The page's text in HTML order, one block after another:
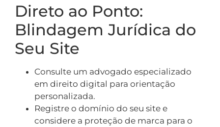
Direto ao Ponto:
Blindagem Jurídica do
Seu Site
Consulte um advogado especializado
em direito digital para orientação
personalizada.
Registre o domínio do seu site e
considere a proteção de marca para o